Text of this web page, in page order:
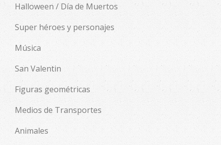
Halloween / Día de Muertos
Super héroes y personajes
Música
San Valentin
Figuras geométricas
Medios de Transportes
Animales